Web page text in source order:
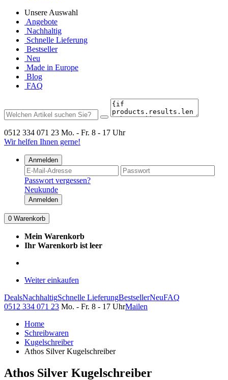
Unsere Auswahl
Angebote
Nachhaltig
Schnelle Lieferung
Bestseller
Neu
Made in Europe
Blog
FAQ
0512 334 071 23 Mo. - Fr. 8 - 17 Uhr
Wir helfen Ihnen gerne!
Anmelden
Passwort vergessen?
Neukunde
Anmelden
0 Warenkorb
Mein Warenkorb
Ihr Warenkorb ist leer
Weiter einkaufen
DealsNachhaltigSchnelle LieferungBestsellerNeuFAQ
0512 334 071 23 Mo. - Fr. 8 - 17 UhrMailen
Home
Schreibwaren
Kugelschreiber
Athos Silver Kugelschreiber
Athos Silver Kugelschreiber